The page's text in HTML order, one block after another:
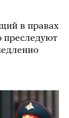
в правах
преследуют